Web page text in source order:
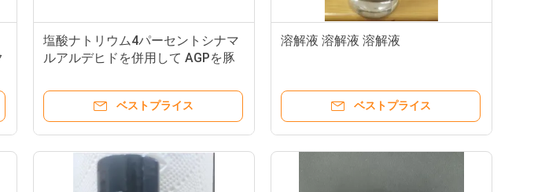
塩酸ナトリウム4パーセントシナマ
ルアルデヒドを併用して AGPを豚
ベストプライス
溶解液 溶解液 溶解液
ベストプライス